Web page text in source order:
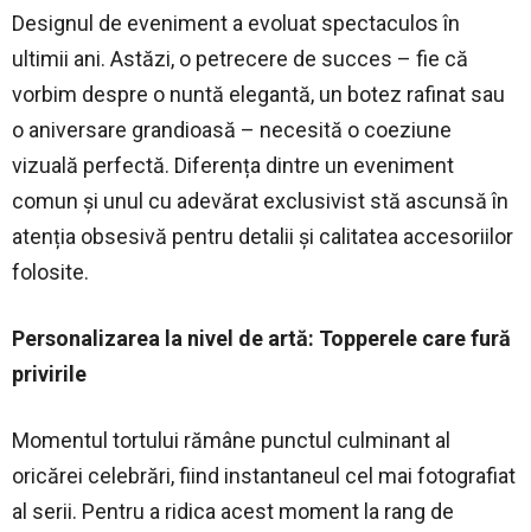
Designul de eveniment a evoluat spectaculos în
ultimii ani. Astăzi, o petrecere de succes – fie că
vorbim despre o nuntă elegantă, un botez rafinat sau
o aniversare grandioasă – necesită o coeziune
vizuală perfectă. Diferența dintre un eveniment
comun și unul cu adevărat exclusivist stă ascunsă în
atenția obsesivă pentru detalii și calitatea accesoriilor
folosite.
Personalizarea la nivel de artă: Topperele care fură
privirile
Momentul tortului rămâne punctul culminant al
oricărei celebrări, fiind instantaneul cel mai fotografiat
al serii. Pentru a ridica acest moment la rang de